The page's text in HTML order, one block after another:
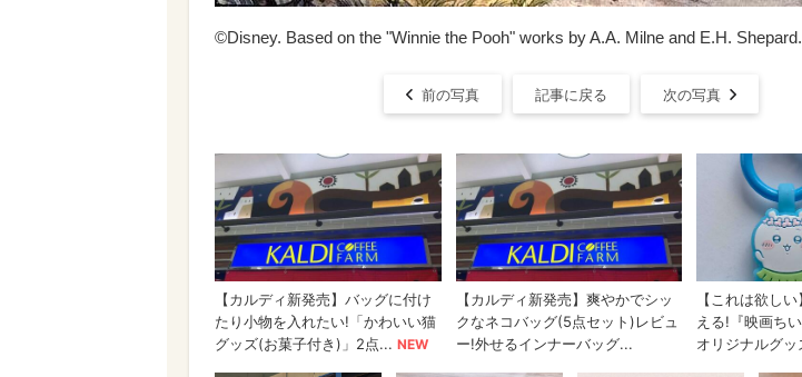
©Disney. Based on the "Winnie the Pooh" works by A.A. Milne and E.H. Shepard.
前の写真 記事に戻る 次の写真